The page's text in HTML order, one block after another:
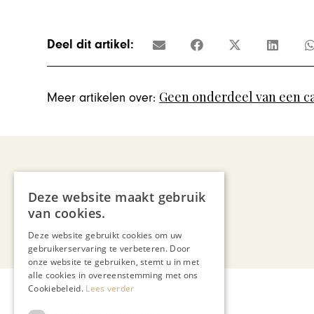
Deel dit artikel:
Meer artikelen over: Geen onderdeel van een
Deze website maakt gebruik
van cookies.
Deze website gebruikt cookies om uw
gebruikerservaring te verbeteren. Door
onze website te gebruiken, stemt u in met
alle cookies in overeenstemming met ons
Cookiebeleid. Lees verder